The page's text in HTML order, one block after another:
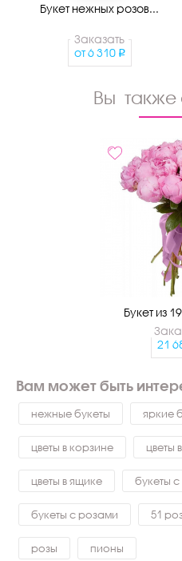
Букет нежных розов...
Заказать
от 6 310
Вы также
Букет из
21
Вам может быть
нежные букеты яркие
цветы в корзине цветы
цветы в ящике букеты
букеты с розами 51
розы пионы